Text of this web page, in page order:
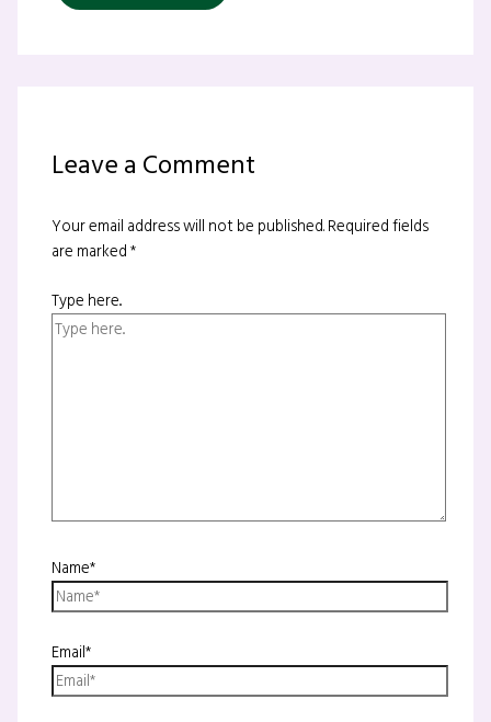
Leave a Comment
Your email address will not be published.Required fields
are marked*
Type here..
Name*
Email*